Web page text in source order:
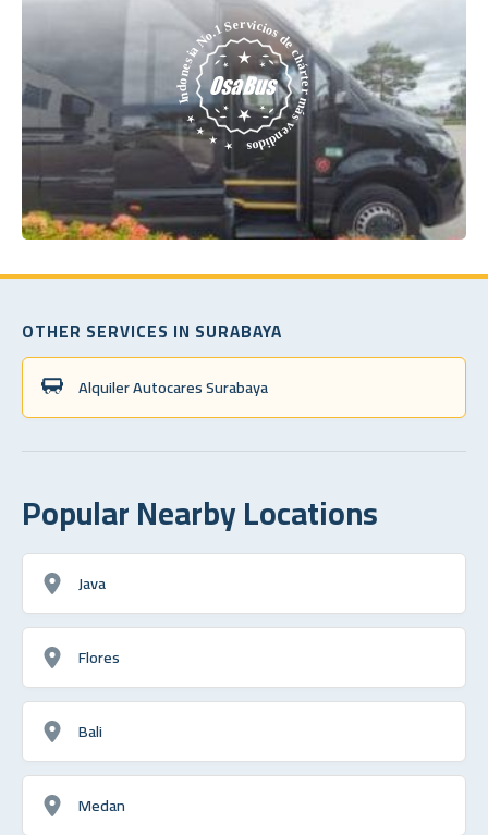
OTHER SERVICES IN SURABAYA
Alquiler Autocares Surabaya
Popular Nearby Locations
Java
Flores
Bali
Medan